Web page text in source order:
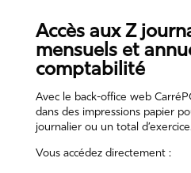
Accès aux Z
mensuels et
comptabilité
Avec le back-office web
dans des impressions papier
journalier ou un total
Vous accédez directement :